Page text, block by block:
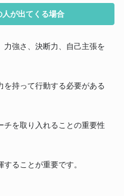
が出てくる場合
力強さ、決断力、自己主張を
を持って行動する必要がある
チを取り入れることの重要性
ることが重要です。